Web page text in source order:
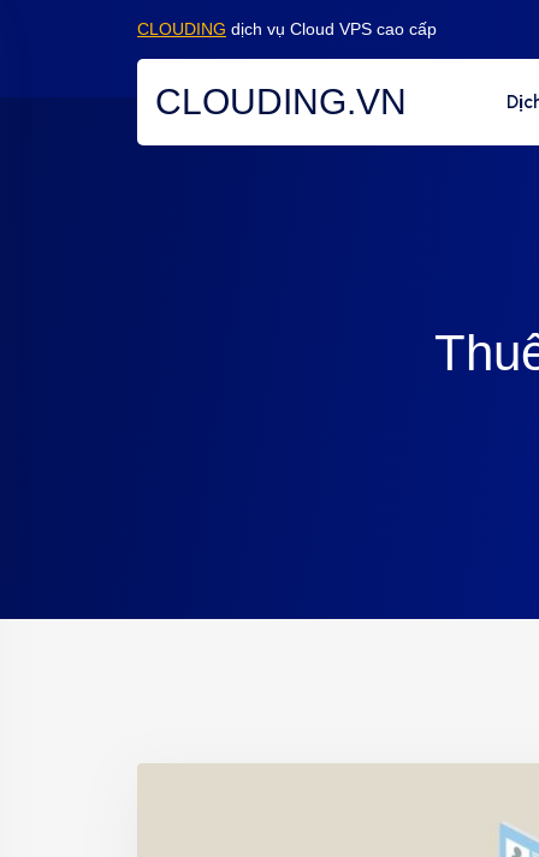
CLOUDING dịch vụ Cloud VPS cao cấp
CLOUDING.VN